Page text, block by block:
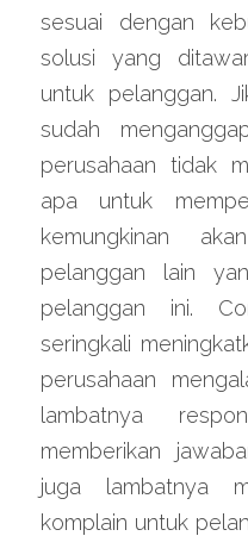
sesuai dengan
solusi yang
untuk pelanggan.
sudah
perusahaan tidak
apa untuk
kemungkinan
pelanggan lain
pelanggan ini.
seringkali
perusahaan
lambatnya
memberikan
juga lambatnya
komplain untuk